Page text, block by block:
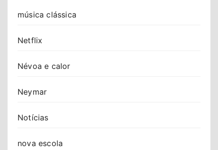
música clássica
Netflix
Névoa e calor
Neymar
Notícias
nova escola